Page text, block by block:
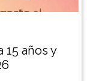
15 años y